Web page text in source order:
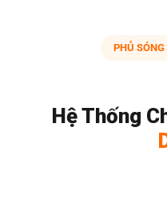
PHỦ
Hệ Thống